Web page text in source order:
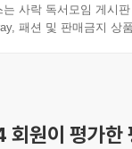
사락 독서모임 게시
패션 및 판매금지 상
회원이 평가한